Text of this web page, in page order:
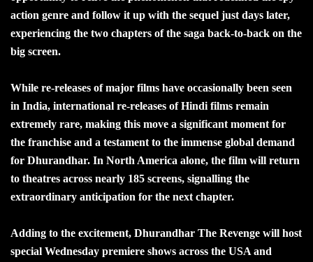
action genre and follow it up with the sequel just days later,
experiencing the two chapters of the saga back-to-back on the
big screen.
While re-releases of major films have occasionally been seen
in India, international re-releases of Hindi films remain
extremely rare, making this move a significant moment for
the franchise and a testament to the immense global demand
for Dhurandhar. In North America alone, the film will return
to theatres across nearly 185 screens, signalling the
extraordinary anticipation for the next chapter.
Adding to the excitement, Dhurandhar The Revenge will host
special Wednesday premiere shows across the USA and